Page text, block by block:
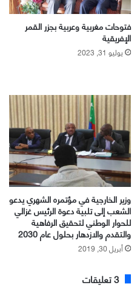
فتوحات مغربية وعربية بجزر القمر
الإفريقية
يوليو 31, 2023
وزير الخارجية في مؤتمره الشهري يدعو
الشعب إلى تلبية دعوة الرئيس غزالي
للحوار الوطني لتحقيق الرفاهية
والتقدم والازدهار بحلول عام 2030
أبريل 30, 2019
‫3 تعليقات